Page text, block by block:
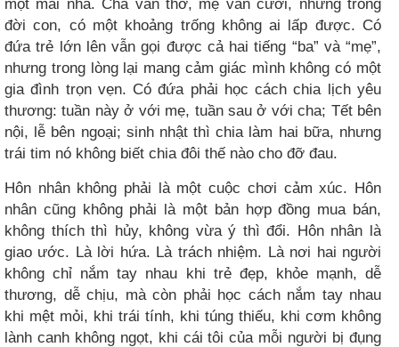
đời con, có một khoảng trống không ai lấp được. Có
đứa trẻ lớn lên vẫn gọi được cả hai tiếng “ba” và “mẹ”,
nhưng trong lòng lại mang cảm giác mình không có một
gia đình trọn vẹn. Có đứa phải học cách chia lịch yêu
thương: tuần này ở với mẹ, tuần sau ở với cha; Tết bên
nội, lễ bên ngoại; sinh nhật thì chia làm hai bữa, nhưng
trái tim nó không biết chia đôi thế nào cho đỡ đau.
Hôn nhân không phải là một cuộc chơi cảm xúc. Hôn
nhân cũng không phải là một bản hợp đồng mua bán,
không thích thì hủy, không vừa ý thì đổi. Hôn nhân là
giao ước. Là lời hứa. Là trách nhiệm. Là nơi hai người
không chỉ nắm tay nhau khi trẻ đẹp, khỏe mạnh, dễ
thương, dễ chịu, mà còn phải học cách nắm tay nhau
khi mệt mỏi, khi trái tính, khi túng thiếu, khi cơm không
lành canh không ngọt, khi cái tôi của mỗi người bị đụng